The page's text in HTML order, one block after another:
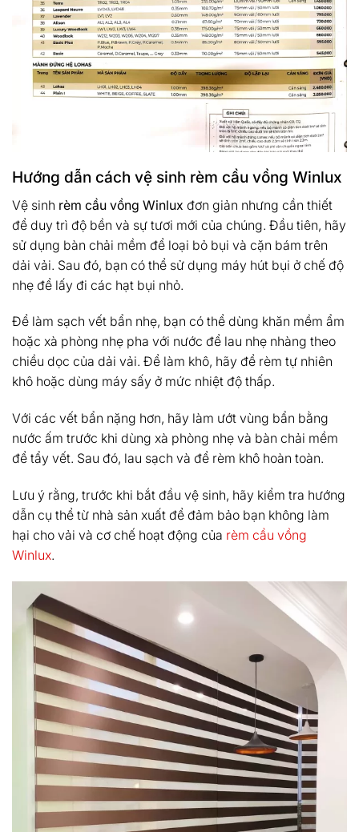
Hướng dẫn cách vệ sinh rèm cầu vồng Winlux
Vệ sinh rèm cầu vồng Winlux đơn giản nhưng cần thiết
để duy trì độ bền và sự tươi mới của chúng. Đầu tiên, hãy
sử dụng bàn chải mềm để loại bỏ bụi và cặn bám trên
dải vải. Sau đó, bạn có thể sử dụng máy hút bụi ở chế độ
nhẹ để lấy đi các hạt bụi nhỏ.
Để làm sạch vết bẩn nhẹ, bạn có thể dùng khăn mềm ẩm
hoặc xà phòng nhẹ pha với nước để lau nhẹ nhàng theo
chiều dọc của dải vải. Để làm khô, hãy để rèm tự nhiên
khô hoặc dùng máy sấy ở mức nhiệt độ thấp.
Với các vết bẩn nặng hơn, hãy làm ướt vùng bẩn bằng
nước ấm trước khi dùng xà phòng nhẹ và bàn chải mềm
để tẩy vết. Sau đó, lau sạch và để rèm khô hoàn toàn.
Lưu ý rằng, trước khi bắt đầu vệ sinh, hãy kiểm tra hướng
dẫn cụ thể từ nhà sản xuất để đảm bảo bạn không làm
hại cho vải và cơ chế hoạt động của rèm cầu vồng
Winlux.